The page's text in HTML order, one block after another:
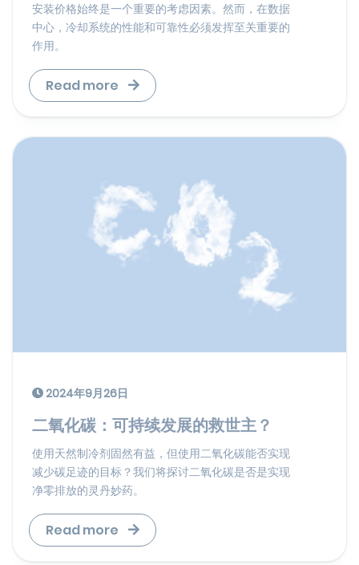
安装价格始终是一个重要的考虑因素。然而，在数据
中心，冷却系统的性能和可靠性必须发挥至关重要的
作用。
Read more
2024年9月26日
二氧化碳：可持续发展的救世主？
使用天然制冷剂固然有益，但使用二氧化碳能否实现
减少碳足迹的目标？我们将探讨二氧化碳是否是实现
净零排放的灵丹妙药。
Read more